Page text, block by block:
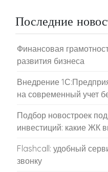
Последние
Финансовая
развития бизнеса
Внедрение
на современный учет
Подбор новостроек
инвестиций: какие ЖК
Flashcall: удобный
звонку